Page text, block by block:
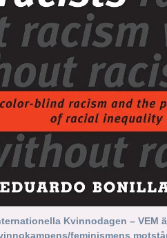
Kvinnodagen – VEM
feminismens